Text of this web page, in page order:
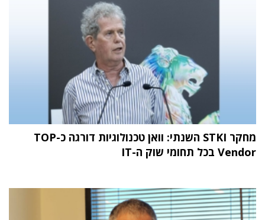
מחקר STKI השנתי: וואן טכנולוגיות דורגה כ-TOP
Vendor בכל תחומי שוק ה-IT